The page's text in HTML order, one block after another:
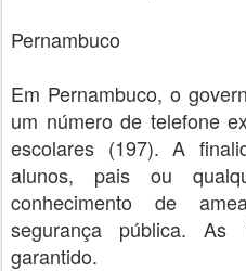
Pernambuco
Em Pernambuco, o
um número de telefone
escolares (197). A
alunos, pais ou
conhecimento de
segurança pública. As
garantido.